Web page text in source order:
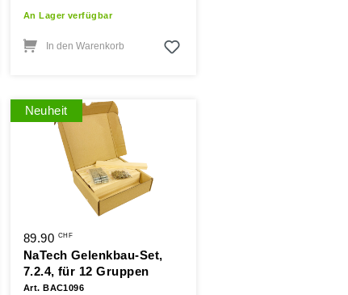
An Lager verfügbar
In den Warenkorb
Neuheit
89.90 CHF
NaTech Gelenkbau-Set,
7.2.4, für 12 Gruppen
Art. BAC1096